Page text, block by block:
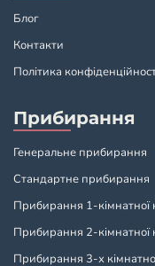
Блог
Контакти
Політика
Прибирання
Генеральне прибирання
Стандартне прибирання
Прибирання 1-кімнатної
Прибирання 2-кімнатної
Прибирання 3-х